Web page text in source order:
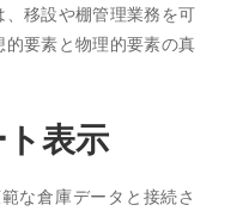
移設や棚管理業務を可
要素と物理的要素の真
表示
な倉庫データと接続さ